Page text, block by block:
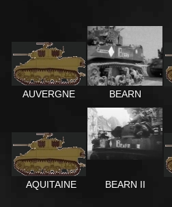
AUVERGNE BEARN
AQUITAINE BEARN II